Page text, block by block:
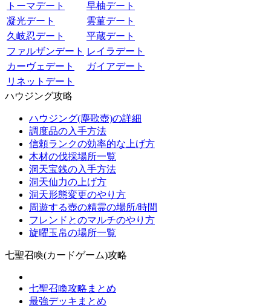
トーマデート
早柚デート
凝光デート
雲菫デート
久岐忍デート
平蔵デート
ファルザンデート レイラデート
カーヴェデート
ガイアデート
リネットデート
ハウジング攻略
ハウジング(塵歌壺)の詳細
調度品の入手方法
信頼ランクの効率的な上げ方
木材の伐採場所一覧
洞天宝銭の入手方法
洞天仙力の上げ方
洞天形態変更のやり方
周遊する壺の精霊の場所/時間
フレンドとのマルチのやり方
旋曜玉帛の場所一覧
七聖召喚(カードゲーム)攻略
七聖召喚攻略まとめ
最強デッキまとめ